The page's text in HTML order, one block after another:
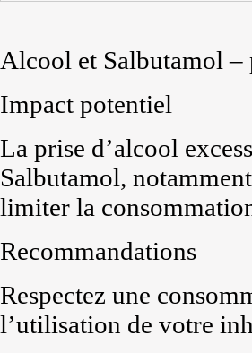
Alcool et Salbutamol –
Impact potentiel
La prise d’alcool
Salbutamol,
limiter la
Recommandations
Respectez une
l’utilisation de votre